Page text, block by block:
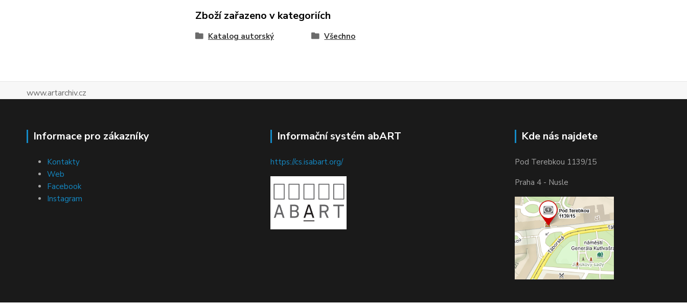
Zboží zařazeno v kategoriích
Katalog autorský Všechno
www.artarchiv.cz
Informace pro zákazníky
Kontakty
Web
Facebook
Instagram
Informační systém abART
https://cs.isabart.org/
Kde nás najdete
Pod Terebkou 1139/15
Praha 4 - Nusle